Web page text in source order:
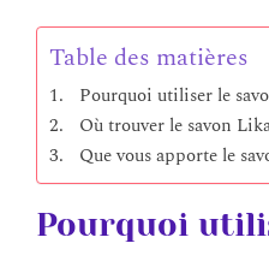
Table des matières
Pourquoi utiliser le
Où trouver le savon
Que vous apporte le
Pourquoi